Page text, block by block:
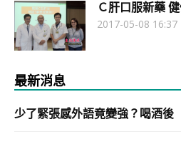
Ｃ肝口服新藥
2017-05-08 16:37
最新消息
少了緊張感外語竟變強？喝酒後